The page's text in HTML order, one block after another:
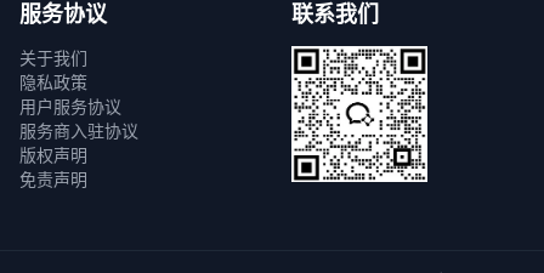
服务协议
关于我们
隐私政策
用户服务协议
服务商入驻协议
版权声明
免责声明
联系我们